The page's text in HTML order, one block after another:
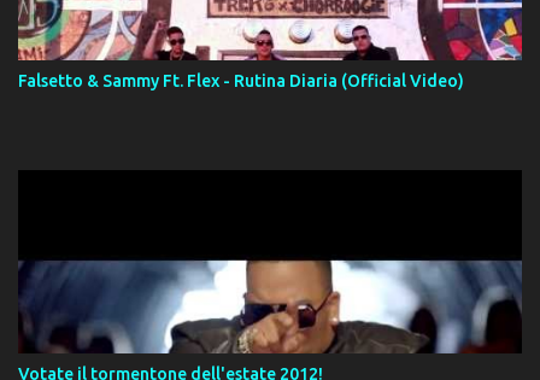
Falsetto & Sammy Ft. Flex - Rutina Diaria (Official Video)
Votate il tormentone dell'estate 2012!